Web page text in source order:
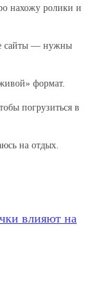
нахожу ролики и
сайты — нужны
формат.
погрузиться в
на отдых.
влияют на